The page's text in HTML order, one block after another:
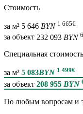
Стоимость
за м² 5 646 BYN 1 665€
за объект 232 093 BYN
Специальная
за м² 5 083BYN 1 499€
за объект 208 955 BYN
По любым вопросам и